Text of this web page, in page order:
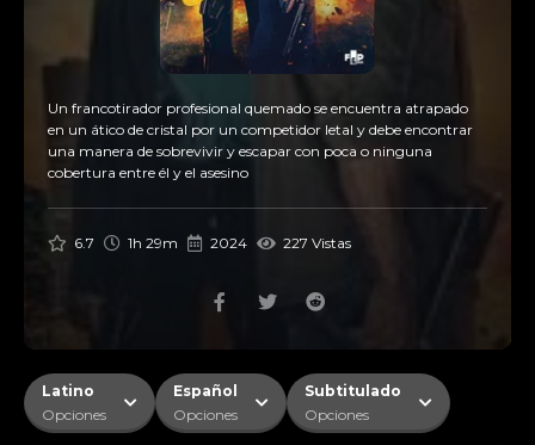
Un francotirador profesional quemado se encuentra atrapado
en un ático de cristal por un competidor letal y debe encontrar
una manera de sobrevivir y escapar con poca o ninguna
cobertura entre él y el asesino
6.7 1h 29m 2024 227 Vistas
Latino
Opciones
Español
Opciones
Subtitulado
Opciones